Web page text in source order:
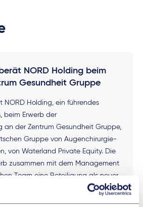
NORD Holding beim
Gesundheit Gruppe
NORD Holding, ein führendes
beim Erwerb der
an der Zentrum Gesundheit Gruppe,
Gruppe von Augenchirurgie-
von Waterland Private Equity. Die
zusammen mit dem Management
Team eine Beteiligung als neuer
Das Team von Taylor